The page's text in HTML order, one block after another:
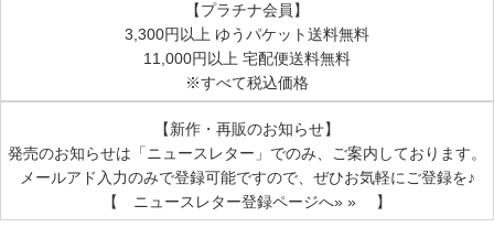
特にコンビ肌着はゆとりがあり、
まだまだ活躍してくれそうです。
短肌着は今時点で、ちょうどくらいです。
この冬は晴天が続いてるのもあり、
毎日洗濯してなんとか回して、寝間着の下に着せてます。
【プラチナ会員】
3,300円以上 ゆうパケット送料無料
11,000円以上 宅配便送料無料
※すべて税込価格
【新作・再販のお知らせ】
発売のお知らせは 「ニュースレター」 でのみ、ご案内しております。
メールアド入力のみで登録可能ですので、ぜひお気軽にご登録を♪
【 ニュースレター登録ページへ» » 】